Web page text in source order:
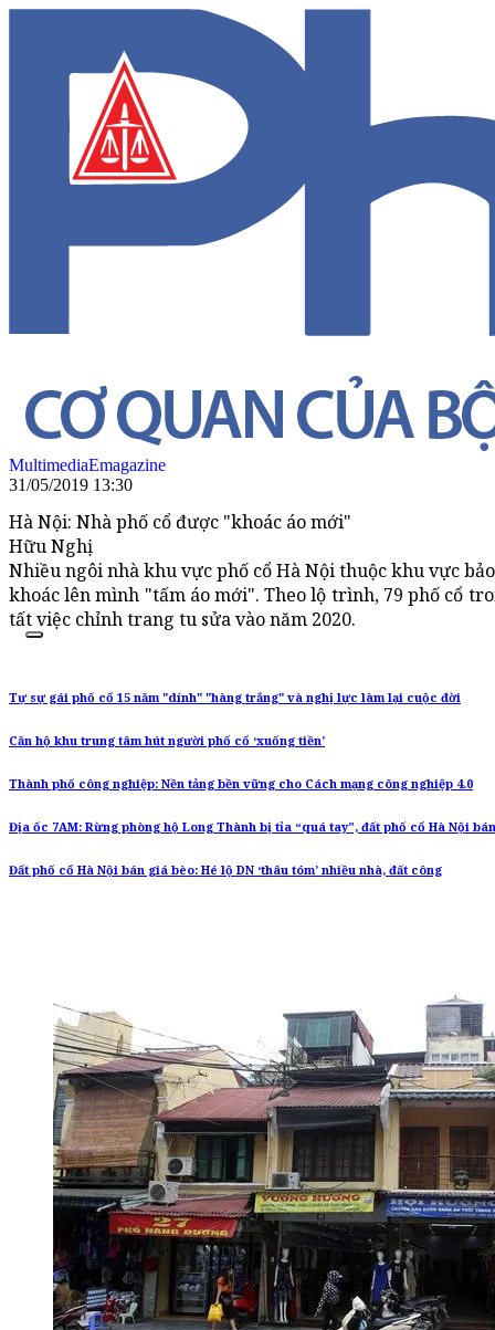
MultimediaEmagazine
31/05/2019 13:30
Hà Nội: Nhà phố cổ được "khoác áo mới"
Hữu Nghị
Nhiều ngôi nhà khu vực phố cổ Hà Nội thuộc khu vực
khoác lên mình "tấm áo mới". Theo lộ trình, 79 phố cổ
tất việc chỉnh trang tu sửa vào năm 2020.
Tự sự gái phố cổ 15 năm "dính" "hàng trắng" và nghị lực làm lại cuộc đời
Căn hộ khu trung tâm hút người phố cổ ‘xuống tiền’
Thành phố công nghiệp: Nền tảng bền vững cho Cách mạng công nghiệp 4.0
Địa ốc 7AM: Rừng phòng hộ Long Thành bị tỉa “quá tay”, đất phố cổ Hà Nội
Đất phố cổ Hà Nội bán giá bèo: Hé lộ DN ‘thâu tóm’ nhiều nhà, đất công